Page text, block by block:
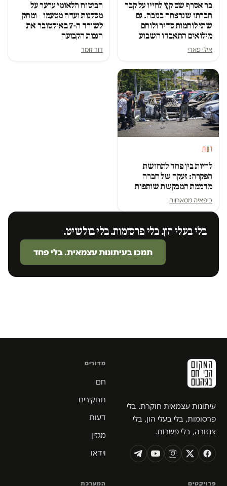
בר אסרף שם קץ לחייו על קבר
חברתו שנרצחה בנובה. גם
שתי לוחמות סדיר ולוחם
מילואים התאבדו השבוע
אילי פארי
הביטוח הלאומי ערער על
מסקנות ועדה מטעמו – ומחק
לשורד ה-7 באוקטובר את
הנכות הקבועה
דור זומר
דעות
לחיות בין פחד לתחושת
הפקרה: זעקה של חברה
מדממת המבקשת שותפות
כיפאיה מסארווה
בלי בעלי הון. בלי פרסומות. בלי בולשיט.
תמכו בעיתונות עצמאית. בלי פחד
עיתונות עצמאית חוקרת. בלי
פרסומות, בלי בעלי הון, בלי
צנזורה, בלי פשרות.
מדורים
חם
תחקירים
דעות
מגזין
וידאו
פרויקטים המערכת